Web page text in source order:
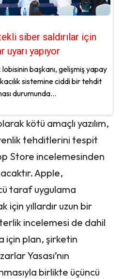
siber saldırılar için
uyarı yapıyor
başkanı, gelişmiş yapay
sistemine ciddi bir tehdit
durumunda...
kötü amaçlı yazılım,
tehditlerini tespit
Store incelemesinden
Apple,
taraf uygulama
için yıllardır uzun bir
incelemesi de dahil
için plan, şirketin
Yasası’nın
birlikte üçüncü